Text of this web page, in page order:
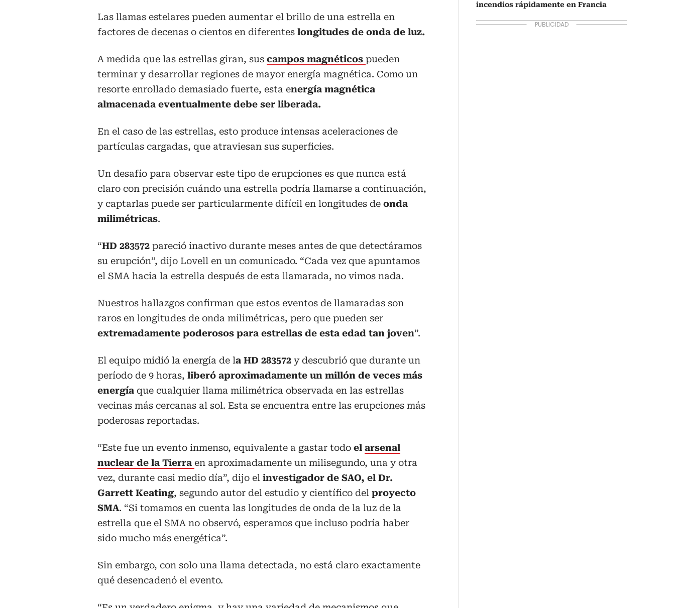
Las llamas estelares pueden aumentar el brillo de una estrella en
factores de decenas o cientos en diferentes longitudes de onda de luz.
A medida que las estrellas giran, sus campos magnéticos pueden
terminar y desarrollar regiones de mayor energía magnética. Como un
resorte enrollado demasiado fuerte, esta energía magnética
almacenada eventualmente debe ser liberada.
En el caso de las estrellas, esto produce intensas aceleraciones de
partículas cargadas, que atraviesan sus superficies.
Un desafío para observar este tipo de erupciones es que nunca está
claro con precisión cuándo una estrella podría llamarse a continuación,
y captarlas puede ser particularmente difícil en longitudes de onda
milimétricas.
“HD 283572 pareció inactivo durante meses antes de que detectáramos
su erupción”, dijo Lovell en un comunicado. “Cada vez que apuntamos
el SMA hacia la estrella después de esta llamarada, no vimos nada.
Nuestros hallazgos confirman que estos eventos de llamaradas son
raros en longitudes de onda milimétricas, pero que pueden ser
extremadamente poderosos para estrellas de esta edad tan joven”.
El equipo midió la energía de la HD 283572 y descubrió que durante un
período de 9 horas, liberó aproximadamente un millón de veces más
energía que cualquier llama milimétrica observada en las estrellas
vecinas más cercanas al sol. Esta se encuentra entre las erupciones más
poderosas reportadas.
“Este fue un evento inmenso, equivalente a gastar todo el arsenal
nuclear de la Tierra en aproximadamente un milisegundo, una y otra
vez, durante casi medio día”, dijo el investigador de SAO, el Dr.
Garrett Keating, segundo autor del estudio y científico del proyecto
SMA. “Si tomamos en cuenta las longitudes de onda de la luz de la
estrella que el SMA no observó, esperamos que incluso podría haber
sido mucho más energética”.
Sin embargo, con solo una llama detectada, no está claro exactamente
qué desencadenó el evento.
incendios rápidamente en Francia